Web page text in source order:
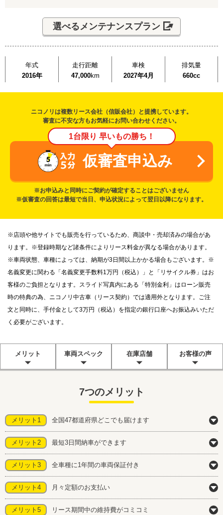
選べるメンテナンスプラン
年式
2016年
走行距離
47,000km
車検
2027年4月
排気量
660cc
ニコノリは複数リース会社（信販会社）と提携しています。
審査に不安な方もお気軽にお問い合わせください。
1台限り 早いもの勝ち！
仮審査申込み
※お申込みと同時にご契約が確定することはございません
※仮審査の回答は最短で当日、申込状況によって翌日以降になります。
※店頭や他サイトでも販売を行っているため、商談中・売却済みの場合があ
ります。※登録時期など諸条件によりリース料金が異なる場合があります。
※車両状態、車種によっては、納期が3日間以上かかる場合もございます。※
名義変更に関わる「名義変更手数料1万円（税込）」と「リサイクル券」はお
客様のご負担となります。スライド写真内にある「特別金利」はローン販売
時の特典の為、ニコノリ中古車（リース契約）では適用外となります。ご注
文と同時に、手付金として3万円（税込）を指定の銀行口座へお振込みいただ
く必要がございます。
メリット 車両スペック 在庫店舗 お客様の声
7つのメリット
メリット1 全国47都道府県どこでも届けます
メリット2 最短3日間納車ができます
メリット3 全車種に1年間の車両保証付き
メリット4 月々定額のお支払い
メリット5 リース期間中の維持費がコミコミ